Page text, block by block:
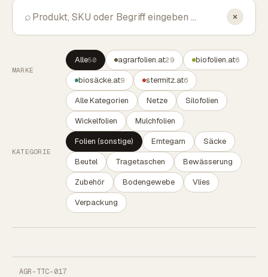
⌕ ×
MARKE
Alle50 agrarfolien.at29 biofolien.at6
biosäcke.at9 stermitz.at6
KATEGORIE
Alle Kategorien Netze
Silofolien
Wickelfolien
Mulchfolien
Folien (sonstige)
Erntegarn
Säcke
Beutel
Tragetaschen
Bewässerung
Zubehör
Bodengewebe
Vlies
Verpackung
AGR-TTC-017